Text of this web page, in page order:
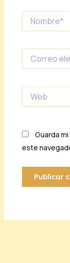
electrónico*
Guarda
este